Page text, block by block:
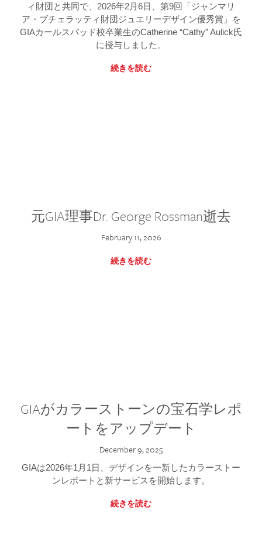
ィ財団と共同で、2026年2月6日、第9回「ジャンマリ
ア・ブチェラッティ財団ジュエリーデザイン優秀賞」を
GIAカールスバッド校卒業生のCatherine “Cathy” Aulick氏
に授与しました。
続きを読む
元GIA理事Dr. George Rossman逝去
February 11, 2026
続きを読む
GIAがカラーストーンの宝石学レポ
ートをアップデート
December 9, 2025
GIAは2026年1月1日、デザインを一新したカラーストー
ンレポートと新サービスを開始します。
続きを読む